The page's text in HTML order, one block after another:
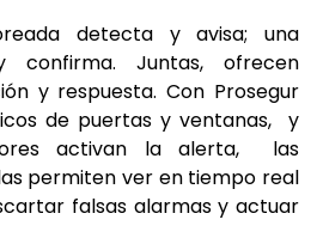
detecta y avisa; una
confirma. Juntas, ofrecen
y respuesta. Con Prosegur
de puertas y ventanas, y
activan la alerta, las
permiten ver en tiempo real
falsas alarmas y actuar